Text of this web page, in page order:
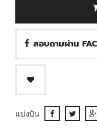
สอบถามผ่าน
แบ่งปัน